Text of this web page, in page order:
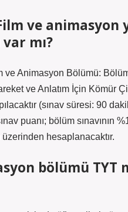
ve animasyon
var mı?
ve Animasyon Bölümü:
ve Anlatım İçin Kömür
(sınav süresi: 90
puanı; bölüm sınavının
hesaplanacaktır.
bölümü TYT